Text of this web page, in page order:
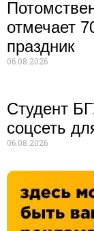
отмечает
праздник
06.08.2026
Студент
соцсеть
06.08.2026